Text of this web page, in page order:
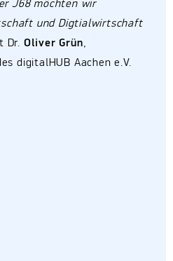
J68 möchten wir
und Digtialwirtschaft
Dr. Oliver Grün,
digitalHUB Aachen e.V.